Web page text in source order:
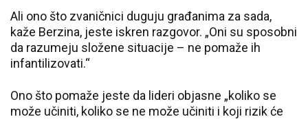
Ali ono što zvaničnici duguju građanima za sada,
kaže Berzina, jeste iskren razgovor. „Oni su sposobni
da razumeju složene situacije – ne pomaže ih
infantilizovati.“
Ono što pomaže jeste da lideri objasne „koliko se
može učiniti, koliko se ne može učiniti i koji rizik će